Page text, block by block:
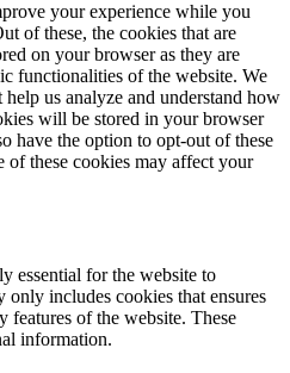
your experience while you
of these, the cookies that are
on your browser as they are
functionalities of the website. We
us analyze and understand how
will be stored in your browser
have the option to opt-out of these
these cookies may affect your
essential for the website to
includes cookies that ensures
features of the website. These
information.